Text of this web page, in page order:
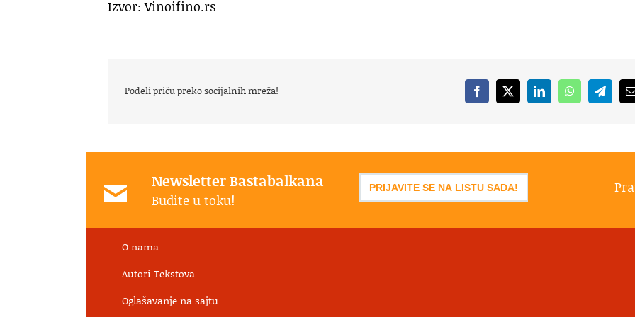
Izvor: Vinoifino.rs
Podeli priču preko socijalnih mreža! Facebook
X LinkedInWhatsApp
Newsletter Bastabalkana
Budite u toku!
PRIJAVITE SE NA LISTU SADA!
O nama
Autori Tekstova
Oglašavanje na sajtu